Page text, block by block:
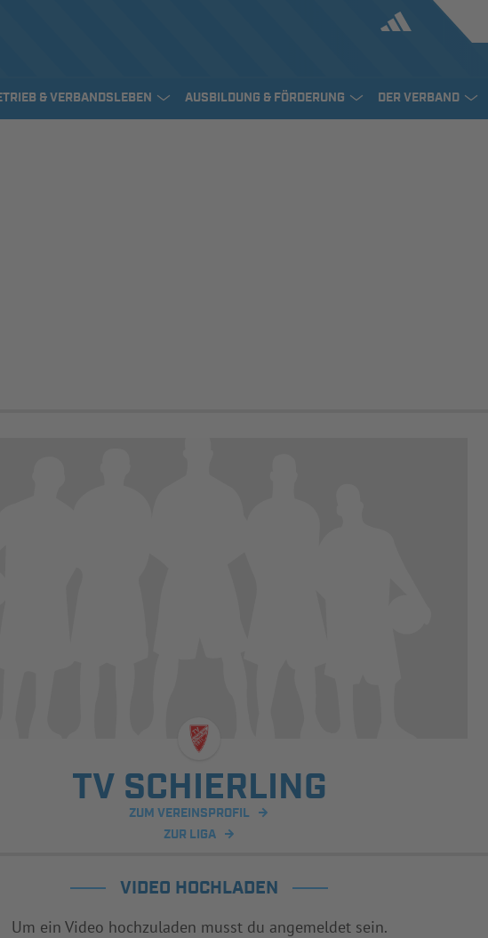
& VERBANDSLEBEN AUSBILDUNG & FÖRDERUNG DER VERBAND
TV SCHIERLING
ZUM VEREINSPROFIL
ZUR LIGA
VIDEO HOCHLADEN
Um ein Video hochzuladen musst du angemeldet sein.